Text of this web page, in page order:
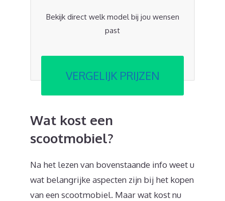
Bekijk direct welk model bij jou wensen
past
VERGELIJK PRIJZEN
Wat kost een
scootmobiel?
Na het lezen van bovenstaande info weet u
wat belangrijke aspecten zijn bij het kopen
van een scootmobiel. Maar wat kost nu